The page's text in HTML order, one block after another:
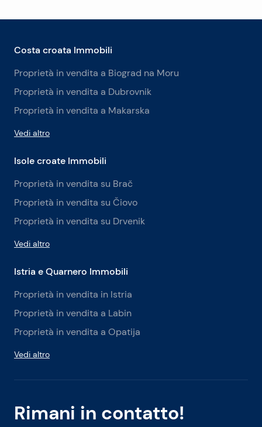
Rimani in contatto!
Costa croata Immobili
Proprietà in vendita a Biograd na Moru
Proprietà in vendita a Dubrovnik
Proprietà in vendita a Makarska
Vedi altro
Isole croate Immobili
Proprietà in vendita su Brač
Proprietà in vendita su Čiovo
Proprietà in vendita su Drvenik
Vedi altro
Istria e Quarnero Immobili
Proprietà in vendita in Istria
Proprietà in vendita a Labin
Proprietà in vendita a Opatija
Vedi altro